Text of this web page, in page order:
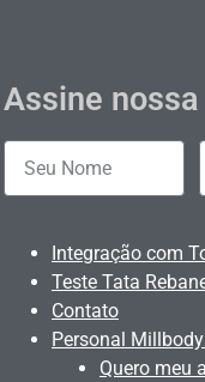
Assine
Integração com
Teste Tata
Contato
Personal
Quero meu